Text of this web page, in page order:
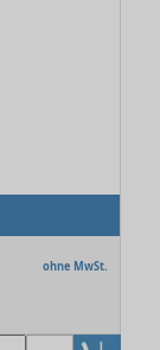
ohne MwSt.